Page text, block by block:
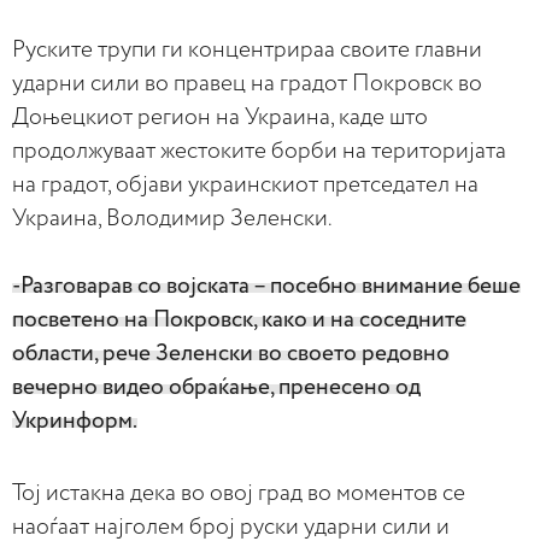
Руските трупи ги концентрираа своите главни
ударни сили во правец на градот Покровск во
Доњецкиот регион на Украина, каде што
продолжуваат жестоките борби на територијата
на градот, објави украинскиот претседател на
Украина, Володимир Зеленски.
-Разговарав со војската – посебно внимание беше
посветено на Покровск, како и на соседните
области, рече Зеленски во своето редовно
вечерно видео обраќање, пренесено од
Укринформ.
Тој истакна дека во овој град во моментов се
наоѓаат најголем број руски ударни сили и